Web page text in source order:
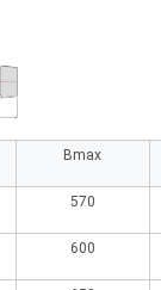
Bmax
570
600